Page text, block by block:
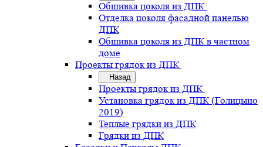
Обшивка цоколя из ДПК
Отделка цоколя фасадной панелью
ДПК
Обшивка цоколя из ДПК в частном
доме
Проекты грядок из ДПК
Назад
Проекты грядок из ДПК
Установка грядок из ДПК (Голицыно
2019)
Теплые грядки из ДПК
Грядки из ДПК